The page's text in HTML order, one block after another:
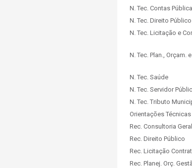
N. Tec. Contas
N. Tec. Direito Público
N. Tec. Licitação e
N. Tec. Plan., Orçam.
N. Tec. Saúde
N. Tec. Servidor
N. Tec. Tributo
Orientações Técnicas
Rec. Consultoria Geral
Rec. Direito Público
Rec. Licitação
Rec. Planej. Orç.